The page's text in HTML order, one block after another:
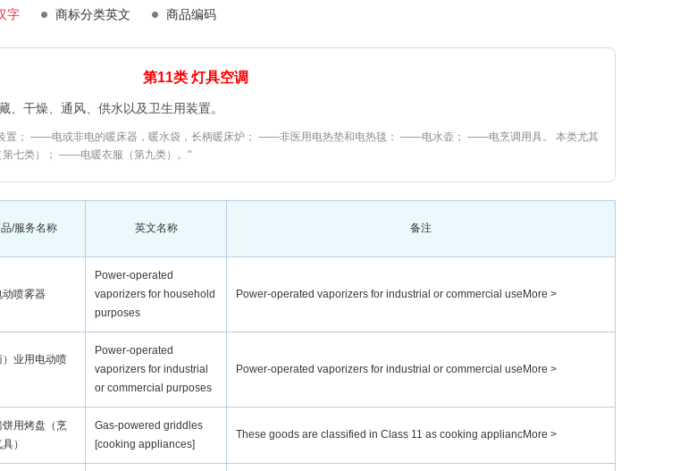
字 商标分类英文 商品编码
第11类 灯具空调
、干燥、通风、供水以及卫生用装置。
置； ——电或非电的暖床器，暖水袋，长柄暖床炉； ——非医用电热垫和电热毯： ——电水壶； ——电烹调用具。 本类尤其
七类）； ——电暖衣服（第九类）。"
/服务名称 英文名称 备注
动喷雾器
Power-operated
vaporizers for household
purposes
Power-operated vaporizers for industrial or commercial useMore >
）业用电动喷
Power-operated
vaporizers for industrial
or commercial purposes
Power-operated vaporizers for industrial or commercial useMore >
饼用烤盘（烹
）
Gas-powered griddles
[cooking appliances]
These goods are classified in Class 11 as cooking appliancMore >